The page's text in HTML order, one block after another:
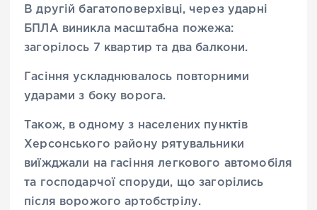
В другій багатоповерхівці, через ударні
БПЛА виникла масштабна пожежа:
загорілось 7 квартир та два балкони.
Гасіння ускладнювалось повторними
ударами з боку ворога.
Також, в одному з населених пунктів
Херсонського району рятувальники
виїжджали на гасіння легкового автомобіля
та господарчої споруди, що загорілись
після ворожого артобстрілу.